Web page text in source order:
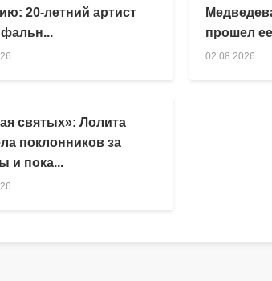
20-летний артист
прошел
02.08.2026
святых»: Лолита
поклонников за
и пока...